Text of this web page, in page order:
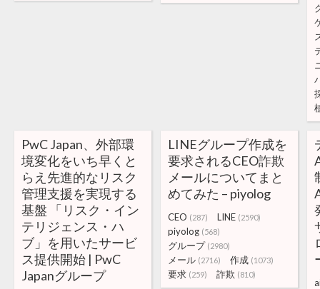
PwC Japan、外部環
境変化をいち早くと
らえ先進的なリスク
管理支援を実現する
基盤 「リスク・イン
テリジェンス・ハ
ブ」を用いたサービ
ス提供開始 | PwC
Japanグループ
LINEグループ作成を
要求されるCEO詐欺
メールについてまと
めてみた – piyolog
CEO (287) LINE (2590)
piyolog (568)
グループ (2980)
メール (2716) 作成 (1073)
要求 (259) 詐欺 (810)